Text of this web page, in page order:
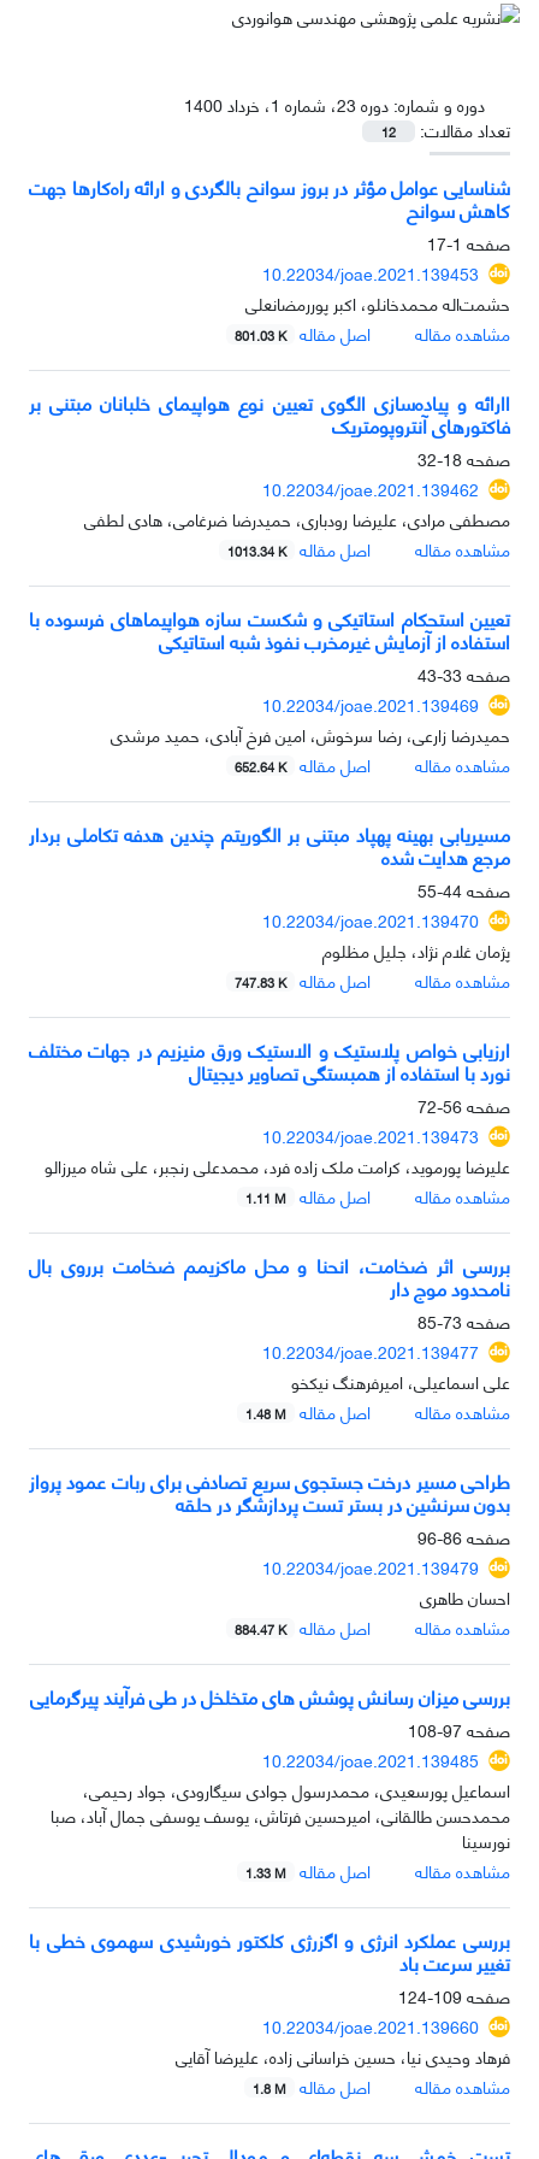
دوره و شماره:دوره 23، شماره 1، خرداد 1400
تعداد مقالات:
12
شناسایی عوامل مؤثر در بروز سوانح بالگردی و ارائه راه‌کارها جهت
کاهش سوانح
صفحه 1-17
10.22034/joae.2021.139453
حشمت‌اله محمدخانلو، اکبر پوررمضانعلی
مشاهده مقاله
اصل مقاله 801.03 K
اارائه و پیاده‌سازی الگوی تعیین نوع هواپیمای خلبانان مبتنی بر
فاکتورهای آنتروپومتریک
صفحه18-32
10.22034/joae.2021.139462
مصطفی مرادی، علیرضا رودباری، حمیدرضا ضرغامی، هادی لطفی
مشاهده مقاله
اصل مقاله 1013.34 K
تعیین استحکام استاتیکی و شکست سازه هواپیماهای فرسوده با
استفاده از آزمایش غیرمخرب نفوذ شبه استاتیکی
صفحه 33-43
10.22034/joae.2021.139469
حمیدرضا زارعی، رضا سرخوش، امین فرخ آبادی، حمید مرشدی
مشاهده مقاله
اصل مقاله 652.64 K
مسیریابی بهینه پهپاد مبتنی بر الگوریتم چندین هدفه تکاملی بردار
مرجع هدایت شده
صفحه44-55
10.22034/joae.2021.139470
پژمان غلام نژاد، جلیل مظلوم
مشاهده مقاله
اصل مقاله 747.83 K
ارزیابی خواص پلاستیک و الاستیک ورق منیزیم در جهات مختلف
نورد با استفاده از همبستگی تصاویر دیجیتال
صفحه56-72
10.22034/joae.2021.139473
علیرضا پورموید، کرامت ملک زاده فرد، محمدعلی رنجبر، علی شاه میرزالو
مشاهده مقاله
اصل مقاله 1.11 M
بررسی اثر ضخامت، انحنا و محل ماکزیمم ضخامت برروی بال
نامحدود موج دار
صفحه 73-85
10.22034/joae.2021.139477
علی اسماعیلی، امیرفرهنگ نیکخو
مشاهده مقاله
اصل مقاله 1.48 M
طراحی مسیر درخت جستجوی سریع تصادفی برای ربات عمود پرواز
بدون سرنشین در بستر تست پردازشگر در حلقه
صفحه86-96
10.22034/joae.2021.139479
احسان طاهری
مشاهده مقاله
اصل مقاله 884.47 K
بررسی میزان رسانش پوشش های متخلخل در طی فرآیند پیرگرمایی
صفحه97-108
10.22034/joae.2021.139485
اسماعیل پورسعیدی، محمدرسول جوادی سیگارودی، جواد رحیمی،
محمدحسن طالقانی، امیرحسین فرتاش، یوسف یوسفی جمال آباد، صبا
نورسینا
مشاهده مقاله
اصل مقاله 1.33 M
بررسی عملکرد انرژی و اگزرژی کلکتور خورشیدی سهموی خطی با
تغییر سرعت باد
صفحه109-124
10.22034/joae.2021.139660
فرهاد وحیدی نیا، حسین خراسانی زاده، علیرضا آقایی
مشاهده مقاله
اصل مقاله 1.8 M